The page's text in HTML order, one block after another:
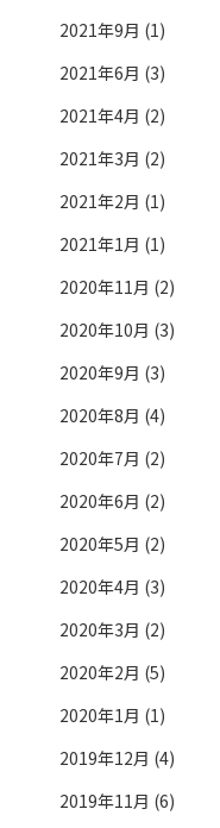
2021年9月 (1)
2021年6月 (3)
2021年4月 (2)
2021年3月 (2)
2021年2月 (1)
2021年1月 (1)
2020年11月 (2)
2020年10月 (3)
2020年9月 (3)
2020年8月 (4)
2020年7月 (2)
2020年6月 (2)
2020年5月 (2)
2020年4月 (3)
2020年3月 (2)
2020年2月 (5)
2020年1月 (1)
2019年12月 (4)
2019年11月 (6)